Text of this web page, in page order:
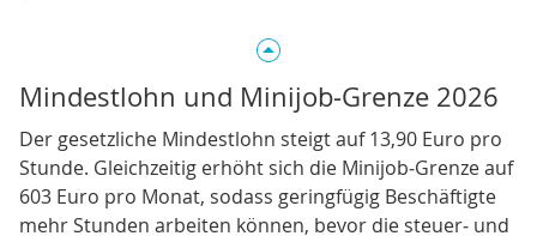
Mindestlohn und Minijob‑Grenze 2026
Der gesetzliche Mindestlohn steigt auf 13,90 Euro pro
Stunde. Gleichzeitig erhöht sich die Minijob‑Grenze auf
603 Euro pro Monat, sodass geringfügig Beschäftigte
mehr Stunden arbeiten können, bevor die steuer‑ und